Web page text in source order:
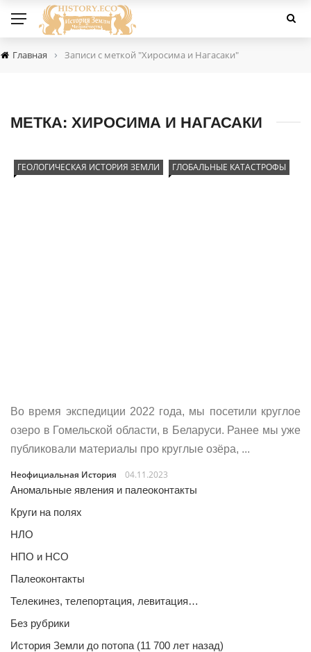
Главная › Записи с меткой "Хиросима и Нагасаки"
МЕТКА: ХИРОСИМА И НАГАСАКИ
ГЕОЛОГИЧЕСКАЯ ИСТОРИЯ ЗЕМЛИ ГЛОБАЛЬНЫЕ КАТАСТРОФЫ
Во время экспедиции 2022 года, мы посетили круглое
озеро в Гомельской области, в Беларуси. Ранее мы уже
публиковали материалы про круглые озёра, ...
Неофициальная История
04.11.2023
Аномальные явления и палеоконтакты
Круги на полях
НЛО
НПО и НСО
Палеоконтакты
Телекинез, телепортация, левитация…
Без рубрики
История Земли до потопа (11 700 лет назад)